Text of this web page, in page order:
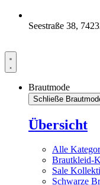
Seestraße 38,
Brautmode
Schließe
Übersicht
Alle
Brautkleid-
Sale
Schwarze